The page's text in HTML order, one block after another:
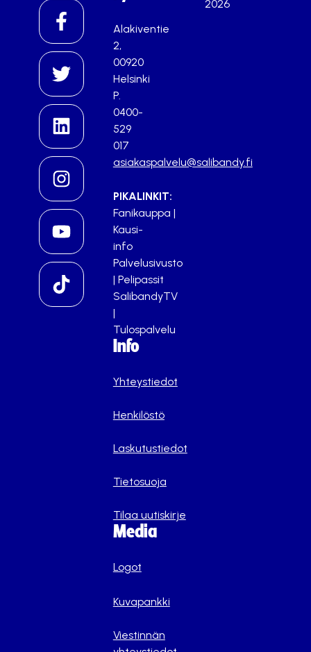
Alakiventie
2,
00920
Helsinki
P.
0400-
529
017
asiakaspalvelu@salibandy.fi
PIKALINKIT:
Fanikauppa |
Kausi-
info
Palvelusivusto
| Pelipassit
SalibandyTV
|
Tulospalvelu
Info
Yhteystiedot
Henkilöstö
Laskutustiedot
Tietosuoja
Tilaa uutiskirje
Media
Logot
Kuvapankki
Viestinnän
2026